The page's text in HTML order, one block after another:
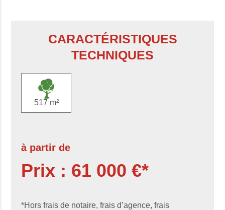
CARACTÉRISTIQUES
TECHNIQUES
517 m²
à partir de
Prix : 61 000 €*
*Hors frais de notaire, frais d’agence, frais